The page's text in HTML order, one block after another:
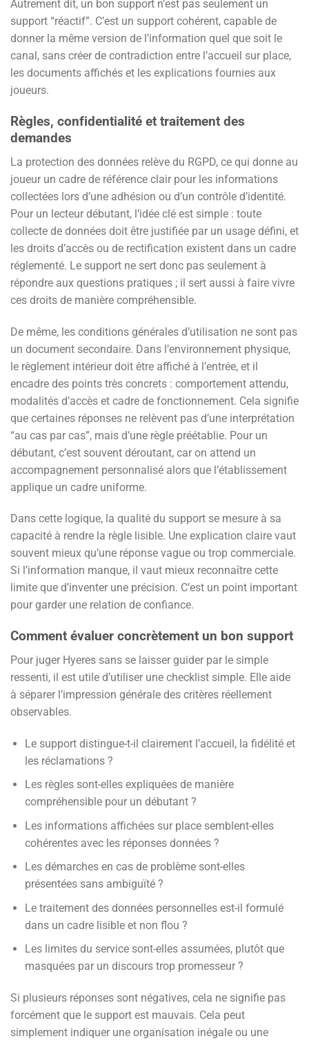
Autrement dit, un bon support n’est pas seulement un
support “réactif”. C’est un support cohérent, capable de
donner la même version de l’information quel que soit le
canal, sans créer de contradiction entre l’accueil sur place,
les documents affichés et les explications fournies aux
joueurs.
Règles, confidentialité et traitement des
demandes
La protection des données relève du RGPD, ce qui donne au
joueur un cadre de référence clair pour les informations
collectées lors d’une adhésion ou d’un contrôle d’identité.
Pour un lecteur débutant, l’idée clé est simple : toute
collecte de données doit être justifiée par un usage défini, et
les droits d’accès ou de rectification existent dans un cadre
réglementé. Le support ne sert donc pas seulement à
répondre aux questions pratiques ; il sert aussi à faire vivre
ces droits de manière compréhensible.
De même, les conditions générales d’utilisation ne sont pas
un document secondaire. Dans l’environnement physique,
le règlement intérieur doit être affiché à l’entrée, et il
encadre des points très concrets : comportement attendu,
modalités d’accès et cadre de fonctionnement. Cela signifie
que certaines réponses ne relèvent pas d’une interprétation
“au cas par cas”, mais d’une règle préétablie. Pour un
débutant, c’est souvent déroutant, car on attend un
accompagnement personnalisé alors que l’établissement
applique un cadre uniforme.
Dans cette logique, la qualité du support se mesure à sa
capacité à rendre la règle lisible. Une explication claire vaut
souvent mieux qu’une réponse vague ou trop commerciale.
Si l’information manque, il vaut mieux reconnaître cette
limite que d’inventer une précision. C’est un point important
pour garder une relation de confiance.
Comment évaluer concrètement un bon support
Pour juger Hyeres sans se laisser guider par le simple
ressenti, il est utile d’utiliser une checklist simple. Elle aide
à séparer l’impression générale des critères réellement
observables.
Le support distingue-t-il clairement l’accueil, la fidélité et
les réclamations ?
Les règles sont-elles expliquées de manière
compréhensible pour un débutant ?
Les informations affichées sur place semblent-elles
cohérentes avec les réponses données ?
Les démarches en cas de problème sont-elles
présentées sans ambiguïté ?
Le traitement des données personnelles est-il formulé
dans un cadre lisible et non flou ?
Les limites du service sont-elles assumées, plutôt que
masquées par un discours trop promesseur ?
Si plusieurs réponses sont négatives, cela ne signifie pas
forcément que le support est mauvais. Cela peut
simplement indiquer une organisation inégale ou une